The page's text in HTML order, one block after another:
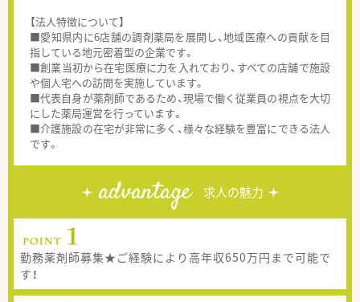
【法人特徴について】
■愛知県内に6店舗の調剤薬局を展開し、地域医療への貢献を目
指している地元密着型の企業です。
■創業当初から在宅医療に力を入れており、すべての店舗で施設
や個人宅への訪問を実施しています。
■代表自身が薬剤師であるため、現場で働く従業員の視点を大切
にした薬局運営を行っています。
■介護施設の在宅が非常に多く、様々な経験を豊富にできる法人
です。
advantage 求人の魅力
勤務薬剤師募集★ご経験により高年収650万円まで可能で
す！